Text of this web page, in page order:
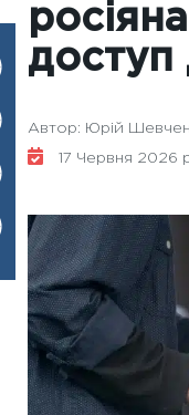
доступ
Автор: Юрій
17 Червня 2026